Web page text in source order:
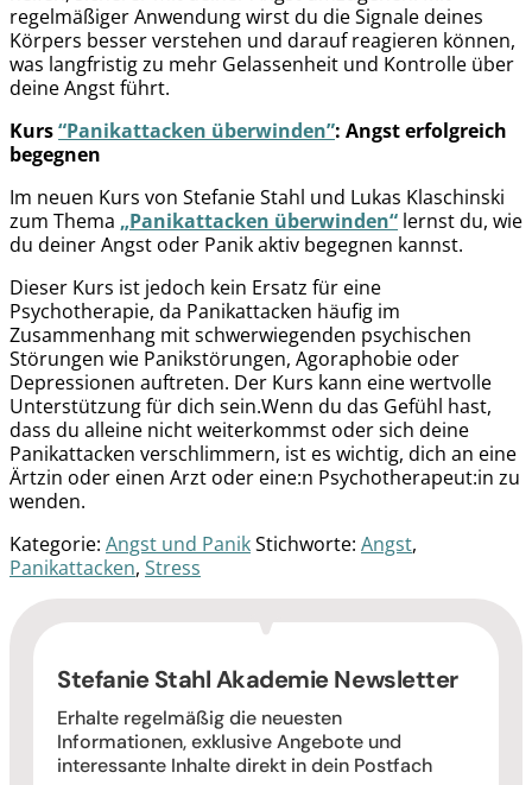
regelmäßiger Anwendung wirst du die Signale deines
Körpers besser verstehen und darauf reagieren können,
was langfristig zu mehr Gelassenheit und Kontrolle über
deine Angst führt.
Kurs“Panikattacken überwinden”: Angst erfolgreich
begegnen
Im neuen Kurs von Stefanie Stahl und Lukas Klaschinski
zum Thema „Panikattacken überwinden“ lernst du, wie
du deiner Angst oder Panik aktiv begegnen kannst.
Dieser Kurs ist jedoch kein Ersatz für eine
Psychotherapie, da Panikattacken häufig im
Zusammenhang mit schwerwiegenden psychischen
Störungen wie Panikstörungen, Agoraphobie oder
Depressionen auftreten. Der Kurs kann eine wertvolle
Unterstützung für dich sein.Wenn du das Gefühl hast,
dass du alleine nicht weiterkommst oder sich deine
Panikattacken verschlimmern, ist es wichtig, dich an eine
Ärtzin oder einen Arzt oder eine:n Psychotherapeut:in zu
wenden.
Kategorie: Angst und PanikStichworte: Angst,
Panikattacken, Stress
Stefanie Stahl Akademie Newsletter
Erhalte regelmäßig die neuesten
Informationen, exklusive Angebote und
interessante Inhalte direkt in dein Postfach